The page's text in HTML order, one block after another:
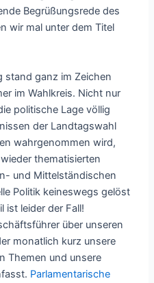
Begrüßungsrede des
wir mal unter dem Titel
stand ganz im Zeichen
im Wahlkreis. Nicht nur
politische Lage völlig
der Landtagswahl
wahrgenommen wird,
thematisierten
und Mittelständischen
Politik keineswegs gelöst
ist leider der Fall!
über unseren
monatlich kurz unsere
Themen und unsere
Parlamentarische